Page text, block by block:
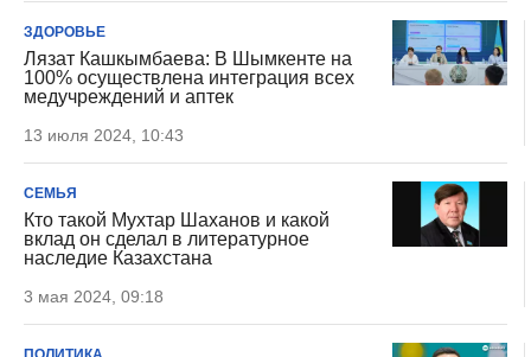
ЗДОРОВЬЕ
Лязат Кашкымбаева: В Шымкенте на
100% осуществлена интеграция всех
медучреждений и аптек
13 июля 2024, 10:43
СЕМЬЯ
Кто такой Мухтар Шаханов и какой
вклад он сделал в литературное
наследие Казахстана
3 мая 2024, 09:18